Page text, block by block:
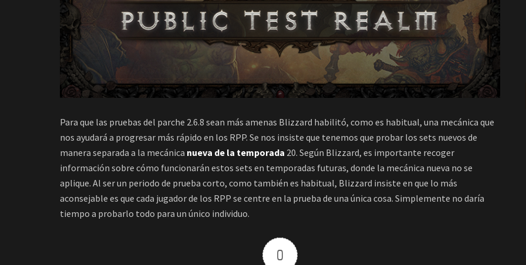
Para que las pruebas del parche 2.6.8 sean más amenas Blizzard habilitó, como es habitual, una mecánica que
nos ayudará a progresar más rápido en los RPP. Se nos insiste que tenemos que probar los sets nuevos de
manera separada a la mecánica nueva de la temporada 20. Según Blizzard, es importante recoger
información sobre cómo funcionarán estos sets en temporadas futuras, donde la mecánica nueva no se
aplique. Al ser un periodo de prueba corto, como también es habitual, Blizzard insiste en que lo más
aconsejable es que cada jugador de los RPP se centre en la prueba de una única cosa. Simplemente no daría
tiempo a probarlo todo para un único individuo.
0